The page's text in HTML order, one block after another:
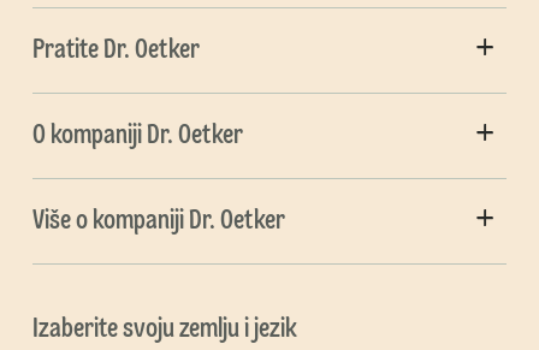
Pratite Dr. Oetker
O kompaniji Dr. Oetker
Više o kompaniji Dr. Oetker
Izaberite svoju zemlju i jezik